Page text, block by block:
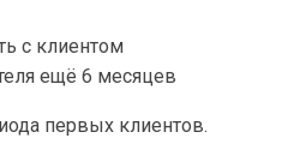
с клиентом
ещё 6 месяцев
первых клиентов.